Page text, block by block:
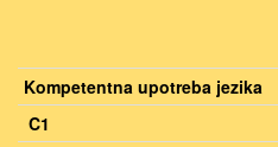
Kompetentna upotreba jezika
C1